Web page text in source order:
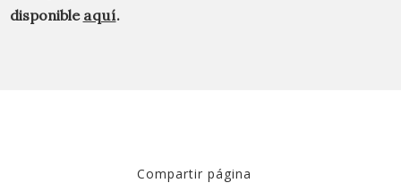
disponible aquí.
Compartir página